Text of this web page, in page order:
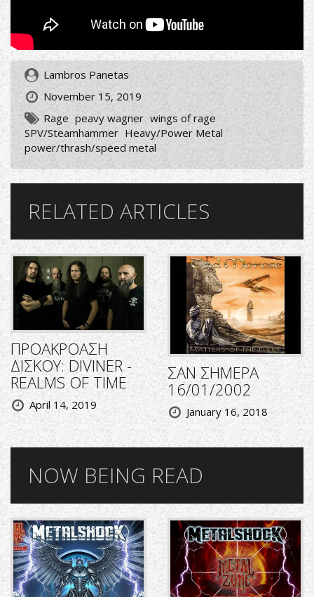
Lambros Panetas
November 15, 2019
Rage peavy wagner wings of rage
SPV/Steamhammer Heavy/Power Metal
power/thrash/speed metal
RELATED ARTICLES
ΠΡΟΑΚΡΟΑΣΗ
ΔΙΣΚΟΥ: DIVINER -
REALMS OF TIME
April 14, 2019
ΣΑΝ ΣΗΜΕΡΑ
16/01/2002
January 16, 2018
NOW BEING READ